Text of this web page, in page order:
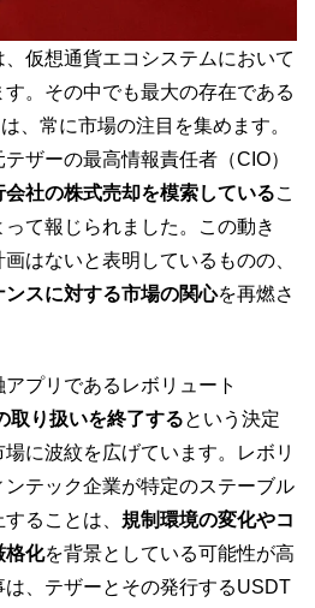
仮想通貨エコシステムにおいて
す。その中でも最大の存在である
、常に市場の注目を集めます。
ザーの最高情報責任者（CIO）
社の株式売却を模索しているこ
て報じられました。この動き
はないと表明しているものの、
スに対する市場の関心を再燃さ
プリであるレボリュート
取り扱いを終了するという決定
に波紋を広げています。レボリ
ンテック企業が特定のステーブル
ることは、 規制環境の変化やコ
格化を背景としている可能性が高
、テザーとその発行するUSDT